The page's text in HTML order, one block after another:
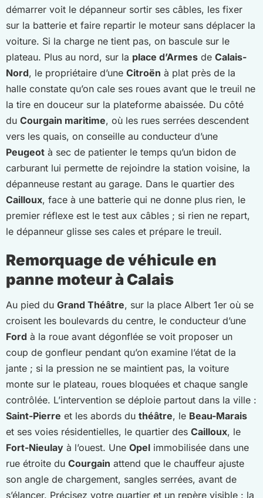
démarrer voit le dépanneur sortir ses câbles, les fixer
sur la batterie et faire repartir le moteur sans déplacer la
voiture. Si la charge ne tient pas, on bascule sur le
plateau. Plus au nord, sur la place d’Armes de Calais-
Nord, le propriétaire d’une Citroën à plat près de la
halle constate qu’on cale ses roues avant que le treuil ne
la tire en douceur sur la plateforme abaissée. Du côté
du Courgain maritime, où les rues serrées descendent
vers les quais, on conseille au conducteur d’une
Peugeot à sec de patienter le temps qu’un bidon de
carburant lui permette de rejoindre la station voisine, la
dépanneuse restant au garage. Dans le quartier des
Cailloux, face à une batterie qui ne donne plus rien, le
premier réflexe est le test aux câbles ; si rien ne repart,
le dépanneur glisse ses cales et prépare le treuil.
Remorquage de véhicule en
panne moteur à Calais
Au pied du Grand Théâtre, sur la place Albert 1er où se
croisent les boulevards du centre, le conducteur d’une
Ford à la roue avant dégonflée se voit proposer un
coup de gonfleur pendant qu’on examine l’état de la
jante ; si la pression ne se maintient pas, la voiture
monte sur le plateau, roues bloquées et chaque sangle
contrôlée. L’intervention se déploie partout dans la ville :
Saint-Pierre et les abords du théâtre, le Beau-Marais
et ses voies résidentielles, le quartier des Cailloux, le
Fort-Nieulay à l’ouest. Une Opel immobilisée dans une
rue étroite du Courgain attend que le chauffeur ajuste
son angle de chargement, sangles serrées, avant de
s’élancer. Précisez votre quartier et un repère visible : la